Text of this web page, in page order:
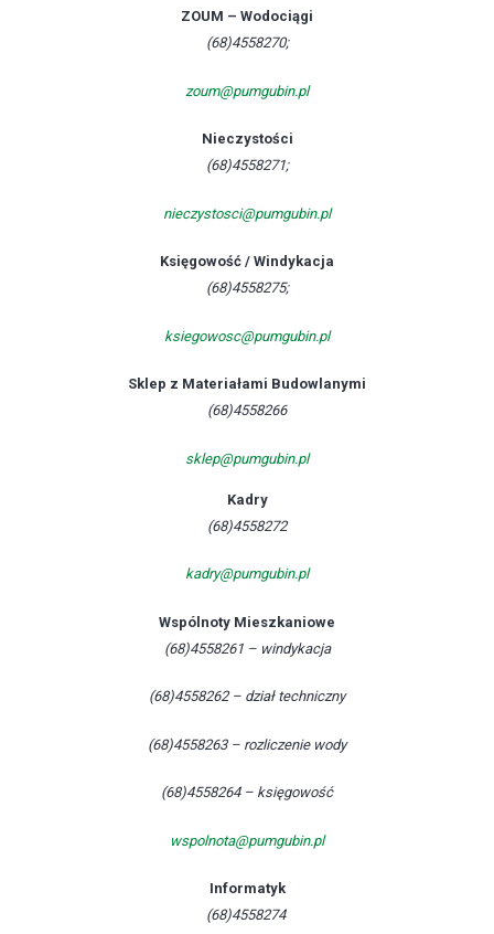
ZOUM – Wodociągi
(68)4558270;
zoum@pumgubin.pl
Nieczystości
(68)4558271;
nieczystosci@pumgubin.pl
Księgowość / Windykacja
(68)4558275;
ksiegowosc@pumgubin.pl
Sklep z Materiałami Budowlanymi
(68)4558266
sklep@pumgubin.pl
Kadry
(68)4558272
kadry@pumgubin.pl
Wspólnoty Mieszkaniowe
(68)4558261 – windykacja
(68)4558262 – dział techniczny
(68)4558263 – rozliczenie wody
(68)4558264 – księgowość
wspolnota@pumgubin.pl
Informatyk
(68)4558274